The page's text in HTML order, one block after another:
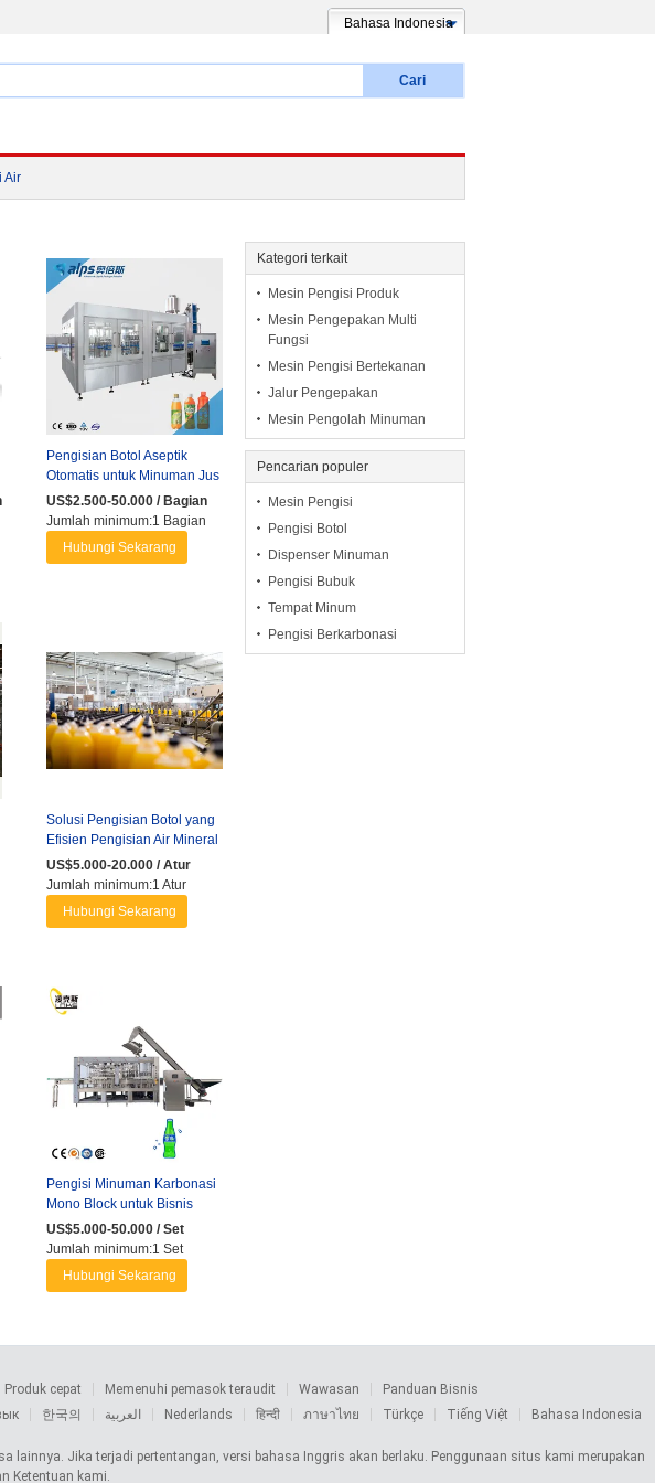
Bahasa Indonesia
Cari
Air
Pengisian Botol Aseptik
Otomatis untuk Minuman Jus
Mangga Jeruk Apel Anggur ...
US$2.500-50.000 / Bagian
Jumlah minimum:1 Bagian
Hubungi Sekarang
Solusi Pengisian Botol yang
Efisien Pengisian Air Mineral
Minum Air Murni Jus ...
US$5.000-20.000 / Atur
Jumlah minimum:1 Atur
Hubungi Sekarang
Pengisi Minuman Karbonasi
Mono Block untuk Bisnis
Botol Kaca
US$5.000-50.000 / Set
Jumlah minimum:1 Set
Hubungi Sekarang
Kategori terkait
Mesin Pengisi Produk
Mesin Pengepakan Multi
Fungsi
Mesin Pengisi Bertekanan
Jalur Pengepakan
Mesin Pengolah Minuman
Pencarian populer
Mesin Pengisi
Pengisi Botol
Dispenser Minuman
Pengisi Bubuk
Tempat Minum
Pengisi Berkarbonasi
Produk cepat Memenuhi pemasok teraudit Wawasan
Panduan Bisnis
한국의 العربية Nederlands हिन्दी ภาษาไทย Türkçe Tiếng Việt Bahasa Indonesia
Jika terjadi pertentangan, versi bahasa Inggris akan berlaku. Penggunaan situs kami merupakan
Ketentuan kami.